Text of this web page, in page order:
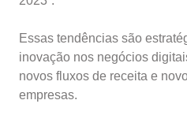
Essas tendências são
inovação nos negócios
novos fluxos de receita e
empresas.